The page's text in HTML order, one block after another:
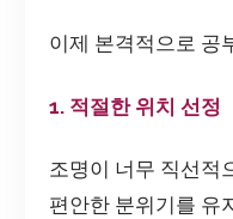
이제 본격적으로 공
1. 적절한 위치 선정
조명이 너무 직선적
편안한 분위기를 유